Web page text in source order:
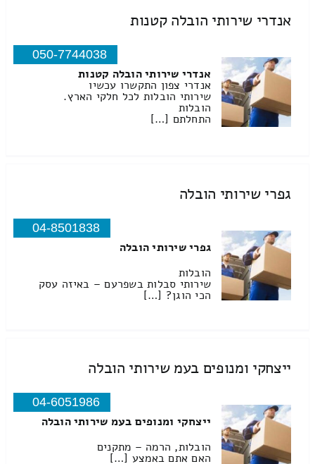
אנדרי שירותי הובלה קטנות
050-7744038
אנדרי שירותי הובלה קטנות
אנדרי צפון התקשרו עכשיו
שירותי הובלות לכל חלקי הארץ.
הובלות
התחלתם […]
גפרי שירותי הובלה
04-8501838
גפרי שירותי הובלה
הובלות
שירותי סבלות בשפרעם – באיזה עסק
הכי הוגן? […]
ייצחקי ומנופים בעמ שירותי הובלה
04-6051986
ייצחקי ומנופים בעמ שירותי הובלה
הובלות, הרמה – מתקנים
האם אתם באמצע […]